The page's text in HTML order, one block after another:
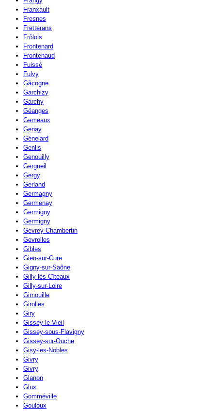
Franxault
Fresnes
Fretterans
Frôlois
Frontenard
Frontenaud
Fuissé
Fulvy
Gâcogne
Garchizy
Garchy
Géanges
Gemeaux
Genay
Génelard
Genlis
Genouilly
Gergueil
Gergy
Gerland
Germagny
Germenay
Germigny
Germigny
Gevrey-Chambertin
Gevrolles
Gibles
Gien-sur-Cure
Gigny-sur-Saône
Gilly-lès-Cîteaux
Gilly-sur-Loire
Gimouille
Girolles
Giry
Gissey-le-Vieil
Gissey-sous-Flavigny
Gissey-sur-Ouche
Gisy-les-Nobles
Givry
Givry
Glanon
Glux
Gomméville
Gouloux